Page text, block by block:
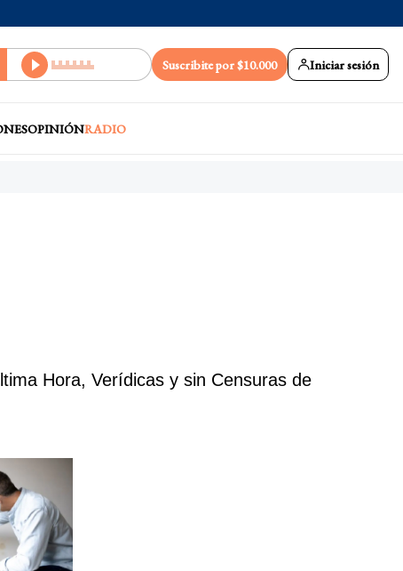
Suscribite por $10.000 Iniciar sesión
OPINIÓNRADIO
Hora, Verídicas y sin Censuras de